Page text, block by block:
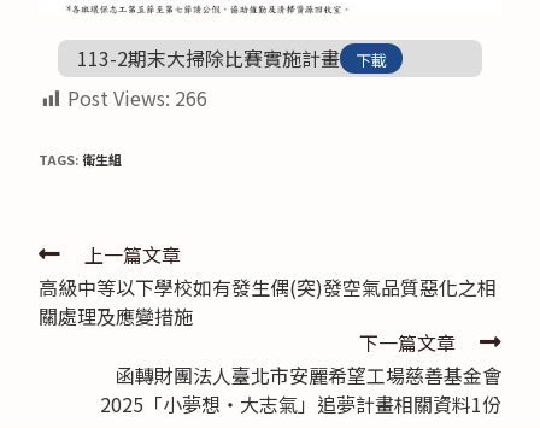
113-2期末大掃除比賽實施計畫 下載
Post Views: 266
TAGS:衛生組
Read
more
articles
上一篇文章
高級中等以下學校如有發生偶(突)發空氣品質惡化之相
關處理及應變措施
下一篇文章
函轉財團法人臺北市安麗希望工場慈善基金會
2025「小夢想‧大志氣」追夢計畫相關資料1份